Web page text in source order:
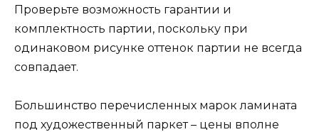
Проверьте возможность гарантии и
комплектность партии, поскольку при
одинаковом рисунке оттенок партии не всегда
совпадает.
Большинство перечисленных марок ламината
под художественный паркет – цены вполне